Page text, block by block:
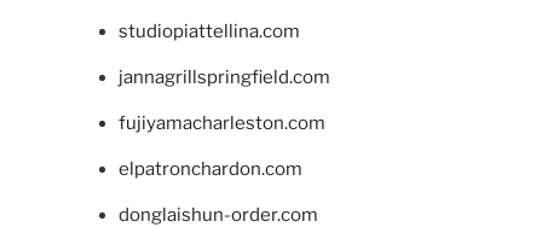
studiopiattellina.com
jannagrillspringfield.com
fujiyamacharleston.com
elpatronchardon.com
donglaishun-order.com